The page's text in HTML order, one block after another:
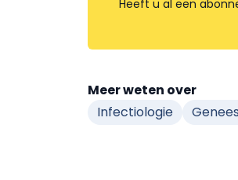
Heeft u al een
Meer weten over
Infectiologie